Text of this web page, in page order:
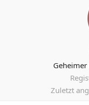
Zuletzt